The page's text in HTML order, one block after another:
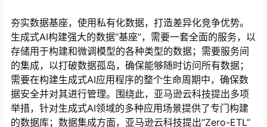
夯实数据基座，使用私有化数据，打造差异化竞争优势。
生成式AI构建强大的数据“基座”，需要一套全面的服务，以
存储用于构建和微调模型的各种类型的数据；需要服务间
的集成，以打破数据孤岛，确保能够随时访问所有数据；
需要在构建生成式AI应用程序的整个生命周期中，确保数
据安全并对其进行管理。围绕此，亚马逊云科技提出多项
举措，针对生成式AI领域的多种应用场景提供了专门构建
的数据库；数据集成方面，亚马逊云科技提出“Zero-ETL”